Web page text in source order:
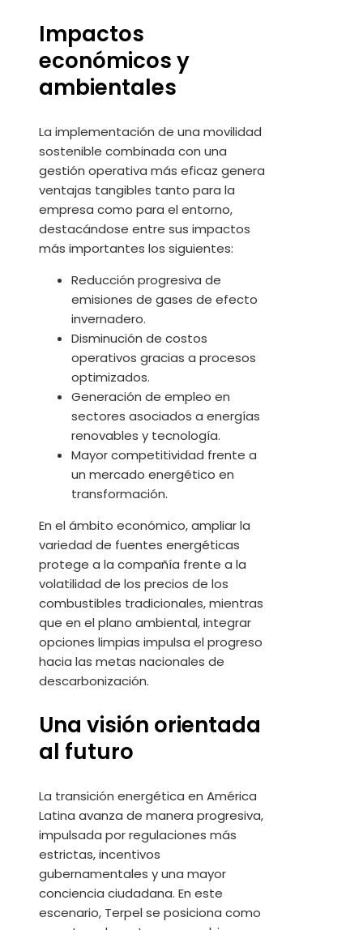
Impactos
económicos y
ambientales
La implementación de una movilidad
sostenible combinada con una
gestión operativa más eficaz genera
ventajas tangibles tanto para la
empresa como para el entorno,
destacándose entre sus impactos
más importantes los siguientes:
Reducción progresiva de
emisiones de gases de efecto
invernadero.
Disminución de costos
operativos gracias a procesos
optimizados.
Generación de empleo en
sectores asociados a energías
renovables y tecnología.
Mayor competitividad frente a
un mercado energético en
transformación.
En el ámbito económico, ampliar la
variedad de fuentes energéticas
protege a la compañía frente a la
volatilidad de los precios de los
combustibles tradicionales, mientras
que en el plano ambiental, integrar
opciones limpias impulsa el progreso
hacia las metas nacionales de
descarbonización.
Una visión orientada
al futuro
La transición energética en América
Latina avanza de manera progresiva,
impulsada por regulaciones más
estrictas, incentivos
gubernamentales y una mayor
conciencia ciudadana. En este
escenario, Terpel se posiciona como